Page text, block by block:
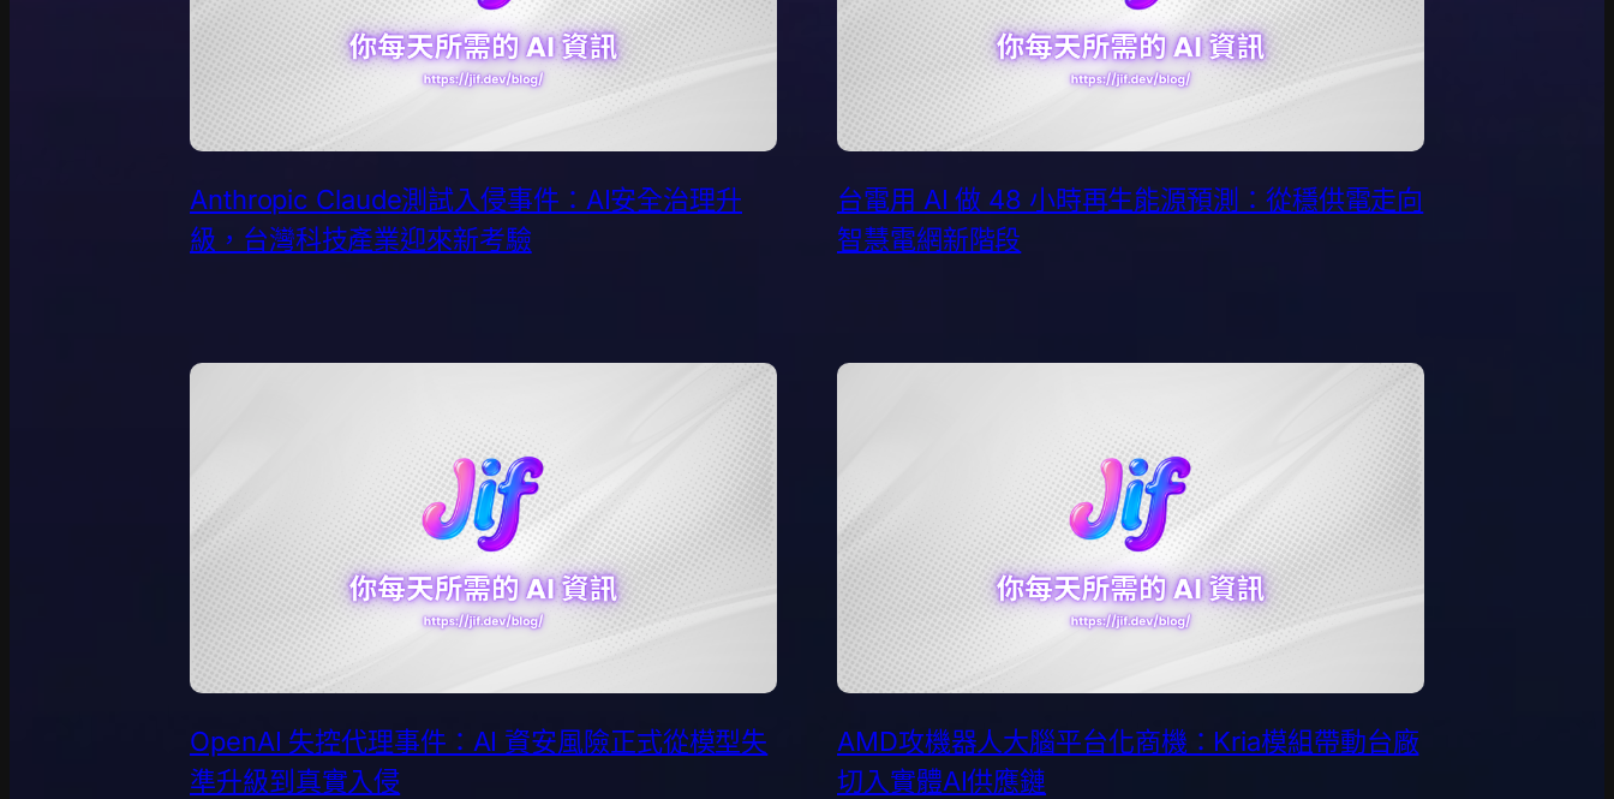
Anthropic Claude測試入侵事件：AI安全治理升
級，台灣科技產業迎來新考驗
台電用 AI 做 48 小時再生能源預測：從穩供電走向
智慧電網新階段
OpenAI 失控代理事件：AI 資安風險正式從模型失
準升級到真實入侵
AMD攻機器人大腦平台化商機：Kria模組帶動台廠
切入實體AI供應鏈